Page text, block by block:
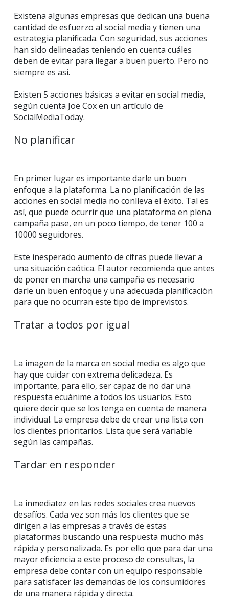
Existena algunas empresas que dedican una buena
cantidad de esfuerzo al social media y tienen una
estrategia planificada. Con seguridad, sus acciones
han sido delineadas teniendo en cuenta cuáles
deben de evitar para llegar a buen puerto. Pero no
siempre es así.
Existen 5 acciones básicas a evitar en social media,
según cuenta Joe Cox en un artículo de
SocialMediaToday.
No planificar
En primer lugar es importante darle un buen
enfoque a la plataforma. La no planificación de las
acciones en social media no conlleva el éxito. Tal es
así, que puede ocurrir que una plataforma en plena
campaña pase, en un poco tiempo, de tener 100 a
10000 seguidores.
Este inesperado aumento de cifras puede llevar a
una situación caótica. El autor recomienda que antes
de poner en marcha una campaña es necesario
darle un buen enfoque y una adecuada planificación
para que no ocurran este tipo de imprevistos.
Tratar a todos por igual
La imagen de la marca en social media es algo que
hay que cuidar con extrema delicadeza. Es
importante, para ello, ser capaz de no dar una
respuesta ecuánime a todos los usuarios. Esto
quiere decir que se los tenga en cuenta de manera
individual. La empresa debe de crear una lista con
los clientes prioritarios. Lista que será variable
según las campañas.
Tardar en responder
La inmediatez en las redes sociales crea nuevos
desafíos. Cada vez son más los clientes que se
dirigen a las empresas a través de estas
plataformas buscando una respuesta mucho más
rápida y personalizada. Es por ello que para dar una
mayor eficiencia a este proceso de consultas, la
empresa debe contar con un equipo responsable
para satisfacer las demandas de los consumidores
de una manera rápida y directa.